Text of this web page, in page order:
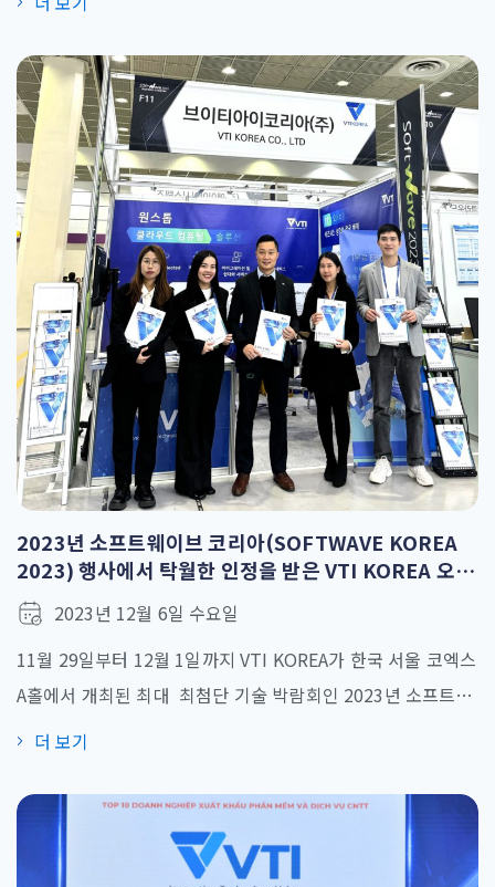
고 신뢰가 되는 정보통신부의 상이며 베트남에서 연구, 디자
인, 창조, 제작된 디지털 기술 상품을 보유한 단체, 기업을 위한
상이다. 올해 시상식은 쩐 홍 [...]
2023년 소프트웨이브 코리아(SOFTWAVE KOREA
2023) 행사에서 탁월한 인정을 받은 VTI KOREA 오프
쇼어링 서비스
2023년 12월 6일 수요일
11월 29일부터 12월 1일까지 VTI KOREA가 한국 서울 코엑스
A홀에서 개최된 최대 최첨단 기술 박람회인 2023년 소프트웨
이브 코리아(SOFTWAVE KOREA 2023)에 참석했습니다. 한
사에서 25,000명이 넘는 방문객들이 기술 노하우와 업계 역량
을 확인할 수 있는 플랫폼을 제공받았습니다. 특히 올해 행사
는 AI, 클라우드, IoT, 블록체인, 메타버스 등 다양한 혁신 기술
더 보기